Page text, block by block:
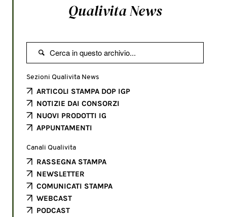
Qualivita News

Sezioni Qualivita News
ARTICOLI STAMPA DOP IGP
NOTIZIE DAI CONSORZI
NUOVI PRODOTTI IG
APPUNTAMENTI
Canali Qualivita
RASSEGNA STAMPA
NEWSLETTER
COMUNICATI STAMPA
WEBCAST
PODCAST